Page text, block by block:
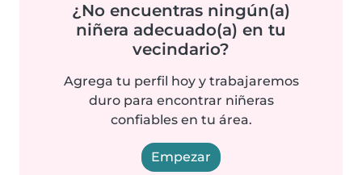
¿No encuentras ningún(a)
niñera adecuado(a) en tu
vecindario?
Agrega tu perfil hoy y trabajaremos
duro para encontrar niñeras
confiables en tu área.
Empezar